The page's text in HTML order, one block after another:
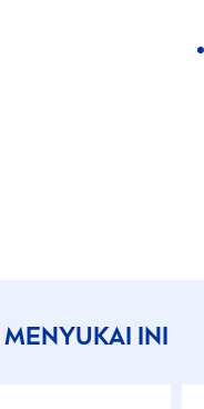
MENYUKAI INI